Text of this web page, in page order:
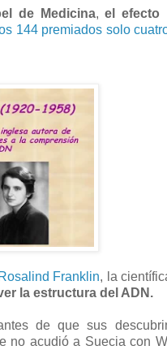
de Medicina,el efecto
144 premiados solo
Rosalind Franklin, la
la estructura del ADN.
de que sus
no acudió a Suecia con